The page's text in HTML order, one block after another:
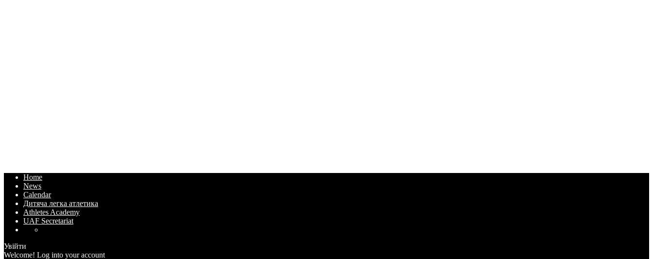
Home
News
Calendar
Дитяча легка атлетика
Athletes Academy
UAF Secretariat
Увійти
Welcome! Log into your account